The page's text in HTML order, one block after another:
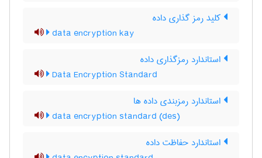
کلید رمز گذاری داده
data encryption kay
استاندارد رمزگذاری داده
Data Encryption Standard
استاندارد رمزبندی داده ها
data encryption standard (des)
استاندارد حفاظت داده